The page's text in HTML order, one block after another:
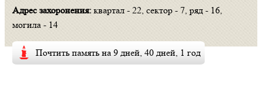
Адрес захоронения:квартал - 22, сектор - 7, ряд - 16,
могила - 14
Почтить память на 9 дней, 40 дней, 1 год